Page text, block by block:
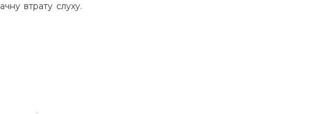
втрату слуху.